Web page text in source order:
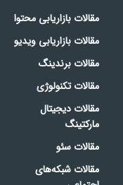
مقالات بازاریابی محتوا
مقالات بازاریابی ویدیو
مقالات برندینگ
مقالات تکنولوژی
مقالات دیجیتال
مارکتینگ
مقالات سئو
مقالات شبکه‌های